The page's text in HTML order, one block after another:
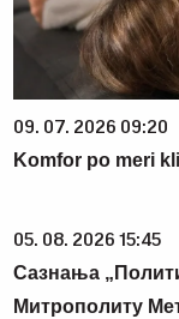
09. 07. 2026 09:20
Komfor po meri
05. 08. 2026 15:45
Сазнања
Митрополиту